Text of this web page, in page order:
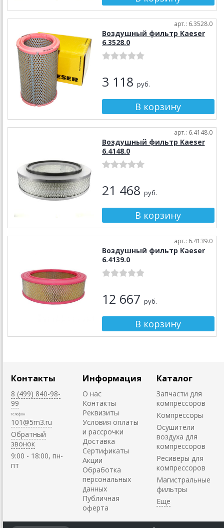
арт.: 6.3528.0
Воздушный фильтр Kaeser
6.3528.0
3 118 руб.
арт.: 6.4148.0
Воздушный фильтр Kaeser
6.4148.0
21 468 руб.
арт.: 6.4139.0
Воздушный фильтр Kaeser
6.4139.0
12 667 руб.
Контакты
8 (499) 840-98-
99
Телефон
101@5m3.ru
Обратный
звонок
9:00 - 18:00, пн-
пт
Информация
О нас
Контакты
Реквизиты
Условия оплаты
и рассрочки
Доставка
Сертификаты
Акции
Обработка
персональных
данных
Публичная
оферта
Каталог
Запчасти для
компрессоров
Компрессоры
Осушители
воздуха для
компрессоров
Ресиверы для
компрессоров
Магистральные
фильтры